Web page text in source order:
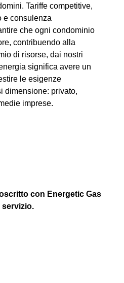
Tariffe competitive,
e consulenza
che ogni condominio
contribuendo alla
di risorse, dai nostri
significa avere un
le esigenze
dimensione: privato,
imprese.
con Energetic Gas
servizio.